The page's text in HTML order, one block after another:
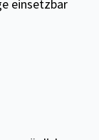
einsetzbar